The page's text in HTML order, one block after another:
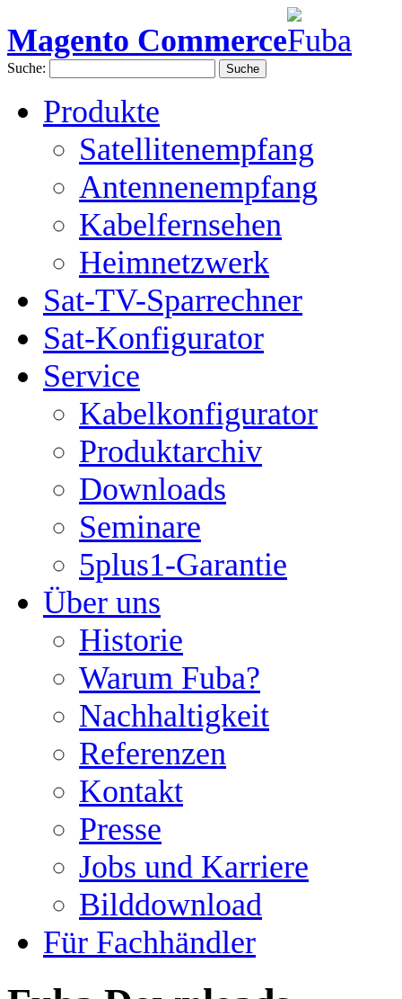
Magento Commerce
Suche: Suche
Produkte
Satellitenempfang
Antennenempfang
Kabelfernsehen
Heimnetzwerk
Sat-TV-Sparrechner
Sat-Konfigurator
Service
Kabelkonfigurator
Produktarchiv
Downloads
Seminare
5plus1-Garantie
Über uns
Historie
Warum Fuba?
Nachhaltigkeit
Referenzen
Kontakt
Presse
Jobs und Karriere
Bilddownload
Für Fachhändler